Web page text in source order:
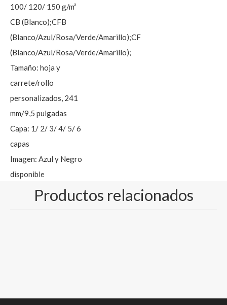
100/ 120/ 150 g/m²
CB (Blanco);CFB
(Blanco/Azul/Rosa/Verde/Amarillo);CF
(Blanco/Azul/Rosa/Verde/Amarillo);
Tamaño: hoja y
carrete/rollo
personalizados, 241
mm/9,5 pulgadas
Capa: 1/ 2/ 3/ 4/ 5/ 6
capas
Imagen: Azul y Negro
disponible
Paquete: 500 hojas/
Productos relacionados